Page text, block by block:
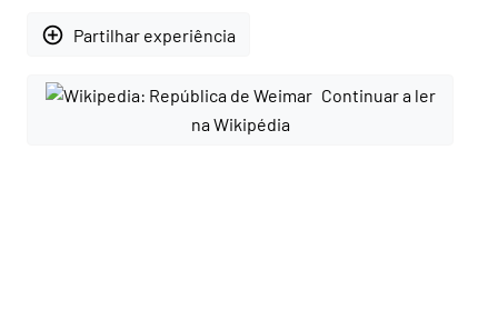
add_circle_outline Partilhar experiência
Continuar a ler
na Wikipédia